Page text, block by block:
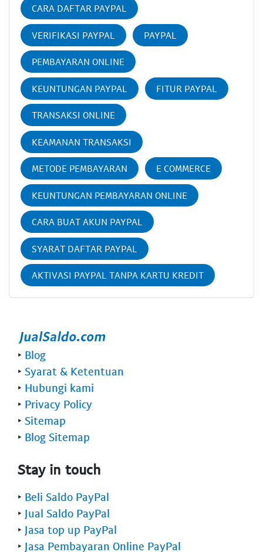
CARA DAFTAR PAYPAL
VERIFIKASI PAYPAL PAYPAL
PEMBAYARAN ONLINE
KEUNTUNGAN PAYPAL FITUR PAYPAL
TRANSAKSI ONLINE
KEAMANAN TRANSAKSI
METODE PEMBAYARAN E COMMERCE
KEUNTUNGAN PEMBAYARAN ONLINE
CARA BUAT AKUN PAYPAL
SYARAT DAFTAR PAYPAL
AKTIVASI PAYPAL TANPA KARTU KREDIT
‣ Blog
‣ Syarat & Ketentuan
‣ Hubungi kami
‣ Privacy Policy
‣ Sitemap
‣ Blog Sitemap
Stay in touch
‣ Beli Saldo PayPal
‣ Jual Saldo PayPal
‣ Jasa top up PayPal
‣ Jasa Pembayaran Online PayPal